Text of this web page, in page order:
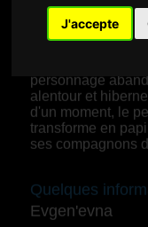
J'accepte
remarque de
magnifiques
personnage
alentour et
d'un moment, le
transforme en
ses compagnons
Quelques
Evgen'evna